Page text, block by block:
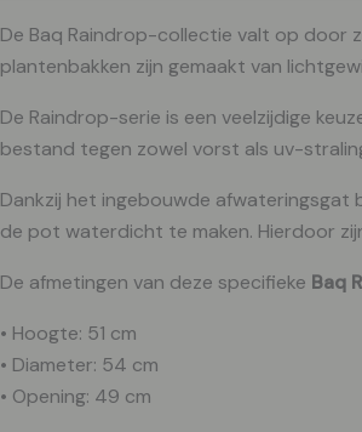
De Baq Raindrop-collectie valt op door
plantenbakken zijn gemaakt van
De Raindrop-serie is een veelzijdige
bestand tegen zowel vorst als uv-
Dankzij het ingebouwde
de pot waterdicht te maken. Hierdoor
De afmetingen van deze specifieke Baq
• Hoogte: 51 cm
• Diameter: 54 cm
• Opening: 49 cm